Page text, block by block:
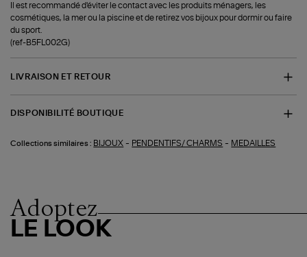
Il est recommandé d'éviter le contact avec les produits ménagers, les
cosmétiques, la mer ou la piscine et de retirez vos bijoux pour dormir ou faire
du sport.
(ref-B5FL002G)
LIVRAISON ET RETOUR
DISPONIBILITÉ BOUTIQUE
Collections similaires : BIJOUX - PENDENTIFS/ CHARMS - MEDAILLES
Adoptez
LE LOOK